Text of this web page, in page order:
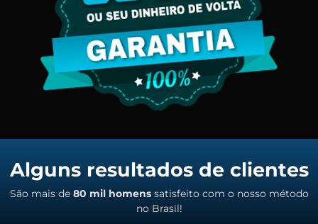
Alguns resultados de clientes
São mais de 80 mil homenssatisfeito com o nosso método
no Brasil!